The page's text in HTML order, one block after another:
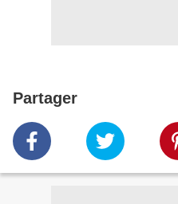
Partager